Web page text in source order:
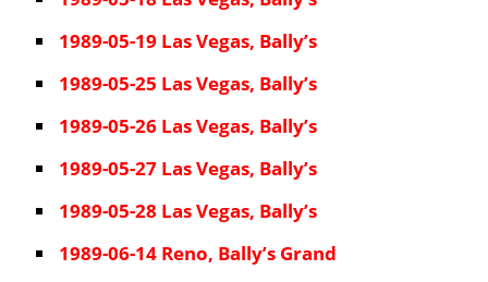
1989-05-19 Las Vegas, Bally’s
1989-05-25 Las Vegas, Bally’s
1989-05-26 Las Vegas, Bally’s
1989-05-27 Las Vegas, Bally’s
1989-05-28 Las Vegas, Bally’s
1989-06-14 Reno, Bally’s Grand